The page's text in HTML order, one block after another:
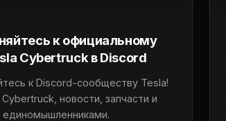
к официальному
Cybertruck в Discord
к Discord-сообществу Tesla!
новости, запчасти и